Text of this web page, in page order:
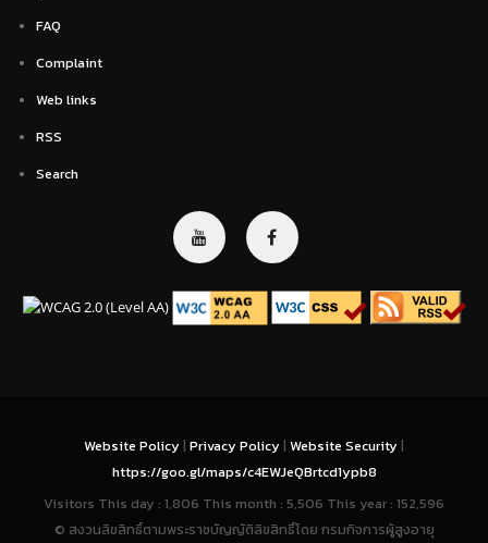
FAQ
Complaint
Web links
RSS
Search
Website Policy | Privacy Policy | Website Security |
https://goo.gl/maps/c4EWJeQBrtcd1ypb8
Visitors This day : 1,806 This month : 5,506 This year : 152,596
© สงวนลิขสิทธิ์ตามพระราชบัญญัติลิขสิทธิ์โดย กรมกิจการผู้สูงอายุ